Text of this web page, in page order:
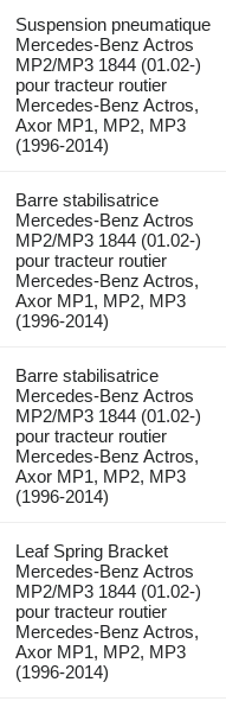
Suspension pneumatique
Mercedes-Benz Actros
MP2/MP3 1844 (01.02-)
pour tracteur routier
Mercedes-Benz Actros,
Axor MP1, MP2, MP3
(1996-2014)
Barre stabilisatrice
Mercedes-Benz Actros
MP2/MP3 1844 (01.02-)
pour tracteur routier
Mercedes-Benz Actros,
Axor MP1, MP2, MP3
(1996-2014)
Barre stabilisatrice
Mercedes-Benz Actros
MP2/MP3 1844 (01.02-)
pour tracteur routier
Mercedes-Benz Actros,
Axor MP1, MP2, MP3
(1996-2014)
Leaf Spring Bracket
Mercedes-Benz Actros
MP2/MP3 1844 (01.02-)
pour tracteur routier
Mercedes-Benz Actros,
Axor MP1, MP2, MP3
(1996-2014)